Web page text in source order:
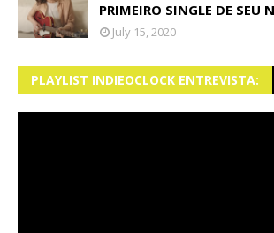
PRIMEIRO SINGLE DE SEU
July 15, 2020
PLAYLIST INDIEOCLOCK ENTREVISTA: